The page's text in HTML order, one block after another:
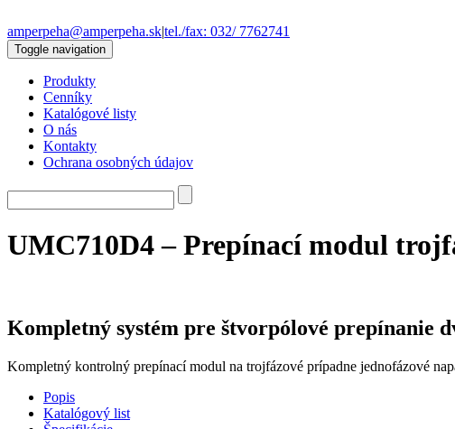
amperpeha@amperpeha.sk|tel./fax: 032/ 7762741
Toggle navigation
Produkty
Cenníky
Katalógové listy
O nás
Kontakty
Ochrana osobných údajov
UMC710D4 – Prepínací modul
Kompletný systém pre štvorpólové prepínanie
Kompletný kontrolný prepínací modul na trojfázové prípadne jednofázové
Popis
Katalógový list